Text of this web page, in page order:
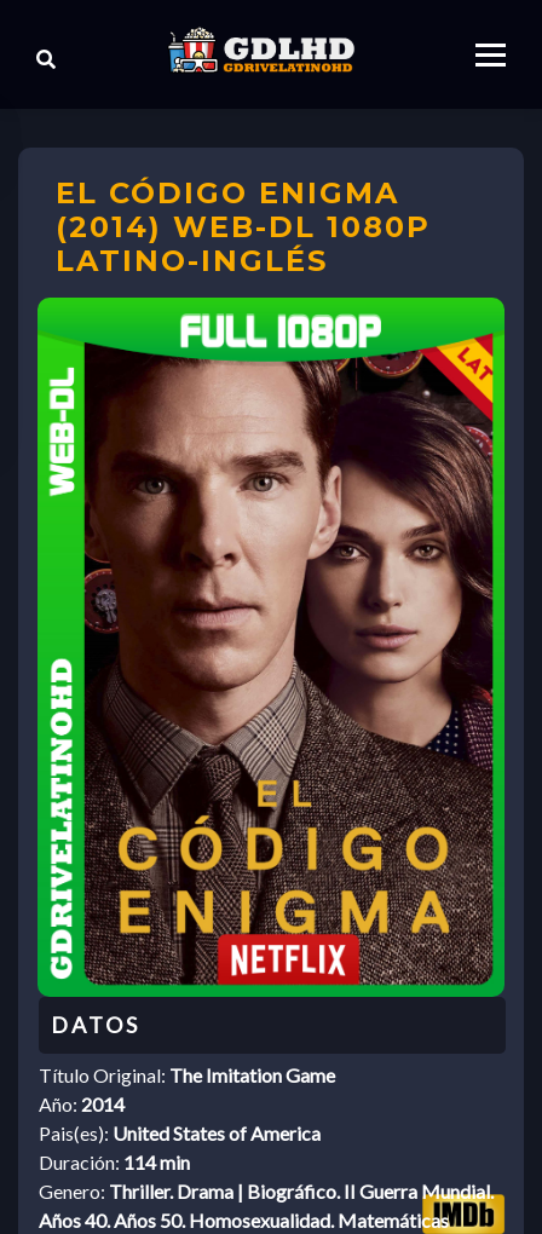
EL CÓDIGO ENIGMA
(2014) WEB-DL 1080P
LATINO-INGLÉS
Título Original: The Imitation Game
Año: 2014
Pais(es): United States of America
Duración: 114 min
Genero: Thriller. Drama | Biográfico. II Guerra Mundial.
Años 40. Años 50. Homosexualidad. Matemáticas